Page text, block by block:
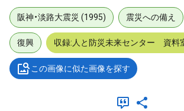
阪神・淡路大震災 (1995) 震災への備え
復興 収録:人と防災未来センター 資料
この画像に似た画像を探す